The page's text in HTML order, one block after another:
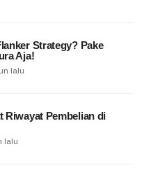
Strategy? Pake
Aja!
lalu
Riwayat Pembelian di
lalu